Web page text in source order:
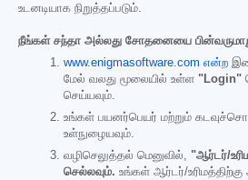
உடனடியாக நிறுத்தப்படும்.
நீங்கள் சந்தா அல்லது சோதனையை
www.enigmasoftware.com என்ற
மேல் வலது மூலையில் உள்ள "Login"
செய்யவும்.
உங்கள் பயனர்பெயர் மற்றும்
உள்நுழையவும்.
வழிசெலுத்தல் மெனுவில், "ஆர்டர்/
செல்லவும். உங்கள் ஆர்டர்/